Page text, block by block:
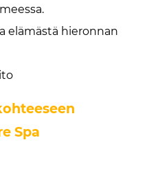
elämästä hieronnan
Spa